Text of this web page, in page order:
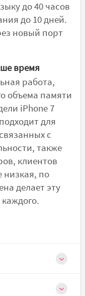
до 40 часов
до 10 дней.
новый порт
время
работа,
объема памяти
iPhone 7
для
с
также
клиентов
низкая, по
делает эту